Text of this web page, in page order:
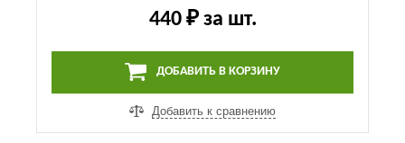
440 ₽за шт.
ДОБАВИТЬ В КОРЗИНУ
Добавить к сравнению